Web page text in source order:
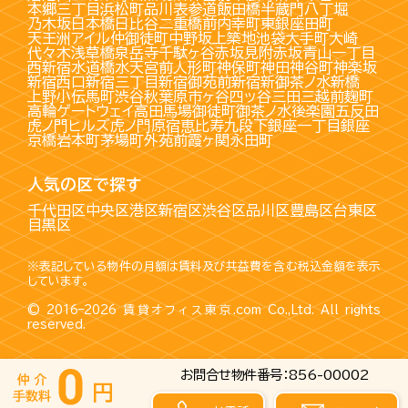
お問合せ物件番号：856-00002
本郷三丁目浜松町品川 表参道飯田橋半蔵門八丁堀
乃木坂日本橋日比谷二重橋前内幸町東銀座田町
天王洲アイル仲御徒町中野坂上築地池袋大手町大崎
代々木浅草橋泉岳寺千駄ヶ谷赤坂見附赤坂青山一丁目
西新宿水道橋水天宮前人形町神保町神田神谷町神楽坂
新宿西口新宿三丁目新宿御苑前新宿新御茶ノ水新橋
上野小伝馬町渋谷秋葉原市ヶ谷四ッ谷三田三越前麹町
高輪ゲートウェイ高田馬場御徒町御茶ノ水後楽園五反田
虎ノ門ヒルズ虎ノ門原宿恵比寿九段下銀座一丁目銀座
京橋岩本町茅場町外苑前霞ヶ関永田町
人気の区で探す
千代田区中央区港区新宿区渋谷区品川区豊島区台東区
目黒区
※表記している物件の月額は賃料及び共益費を含む税込金額を表示
しています。
© 2016–2026賃貸オフィス東京.comCo.,Ltd. All rights
reserved.